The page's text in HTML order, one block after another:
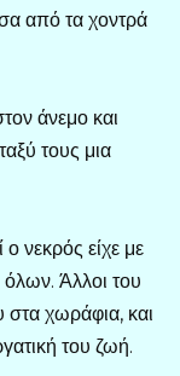
από τα χοντρά
άνεμο και
τους μια
ο νεκρός είχε με
Άλλοι του
στα χωράφια, και
του ζωή.